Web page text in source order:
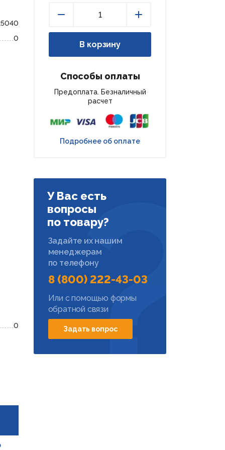
0
0
В корзину
Способы оплаты
Предоплата. Безналичный
расчет
Подробнее об оплате
У Вас есть
вопросы
по товару?
Задайте их нашим
менеджерам
по телефону
8 (800) 222-43-03
Или с помощью формы
обратной связи
Задать вопрос